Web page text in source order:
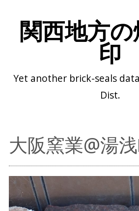
関西地方
印
Yet another brick-seals
Dist.
大阪窯業@湯